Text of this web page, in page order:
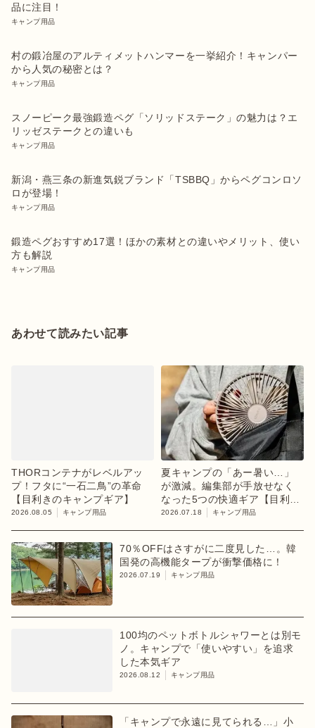
品に注目！
キャンプ用品
村の鍛冶屋のアルティメットハンマーを一挙紹介！キャンパー
から人気の秘密とは？
キャンプ用品
スノーピーク最強鍛造ペグ「ソリッドステーク」の魅力は？エ
リッゼステークとの違いも
キャンプ用品
新潟・燕三条の新進気鋭ブランド「TSBBQ」からペグコンロソ
ロが登場！
キャンプ用品
鍛造ペグおすすめ17選！ほかの素材との違いやメリット、使い
方も解説
キャンプ用品
あわせて読みたい記事
THORコンテナがレベルアッ
プ！フタに“一石二鳥”の革命
【目利きのキャンプギア】
2026.08.05 キャンプ用品
夏キャンプの「あー暑い…」
が激減。編集部が手放せなく
なった5つの快適ギア【目利き
のキャンプギア】
2026.07.18 キャンプ用品
70％OFFはさすがに二度見した…。韓
国発の高機能タープが衝撃価格に！
2026.07.19 キャンプ用品
100均のペットボトルシャワーとは別モ
ノ。キャンプで「使いやすい」を追求
した本気ギア
2026.08.12 キャンプ用品
「キャンプで永遠に見てられる…」小